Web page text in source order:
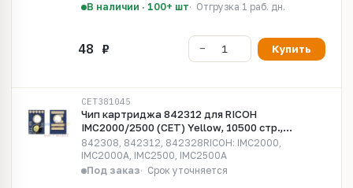
В наличии · 100+ шт
Отгрузка 1 раб. дн.
Купить
CET381045
Чип картриджа 842312 для RICOH
IMC2000/2500 (CET) Yellow, 10500 стр.,
CET381045
842308, 842312, 842328RICOH: IMC2000,
IMC2000A, IMC2500, IMC2500A
Под заказ
Срок уточняется